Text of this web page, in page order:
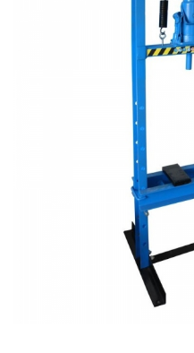
Articole Pentru Gradina
Accesorii Bucatarie
Accesorii Telefoane
Accesorii Laptop & PC